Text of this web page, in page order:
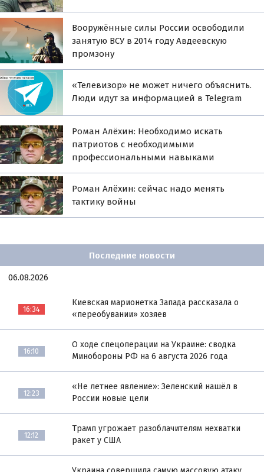
Вооружённые силы России освободили
занятую ВСУ в 2014 году Авдеевскую
промзону
«Телевизор» не может ничего объяснить.
Люди идут за информацией в Telegram
Роман Алёхин: Необходимо искать
патриотов с необходимыми
профессиональными навыками
Роман Алёхин: сейчас надо менять
тактику войны
Последние новости
06.08.2026
16:34
Киевская марионетка Запада рассказала о
«переобувании» хозяев
16:10
О ходе спецоперации на Украине: сводка
Минобороны РФ на 6 августа 2026 года
12:23
«Не летнее явление»: Зеленский нашёл в
России новые цели
12:12
Трамп угрожает разоблачителям нехватки
ракет у США